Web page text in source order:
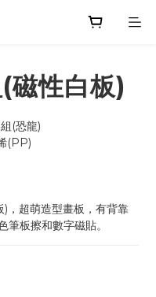
磁性白板)
(恐龍)
(PP)
)，超萌造型畫板，有背靠
板擦和數字磁貼。